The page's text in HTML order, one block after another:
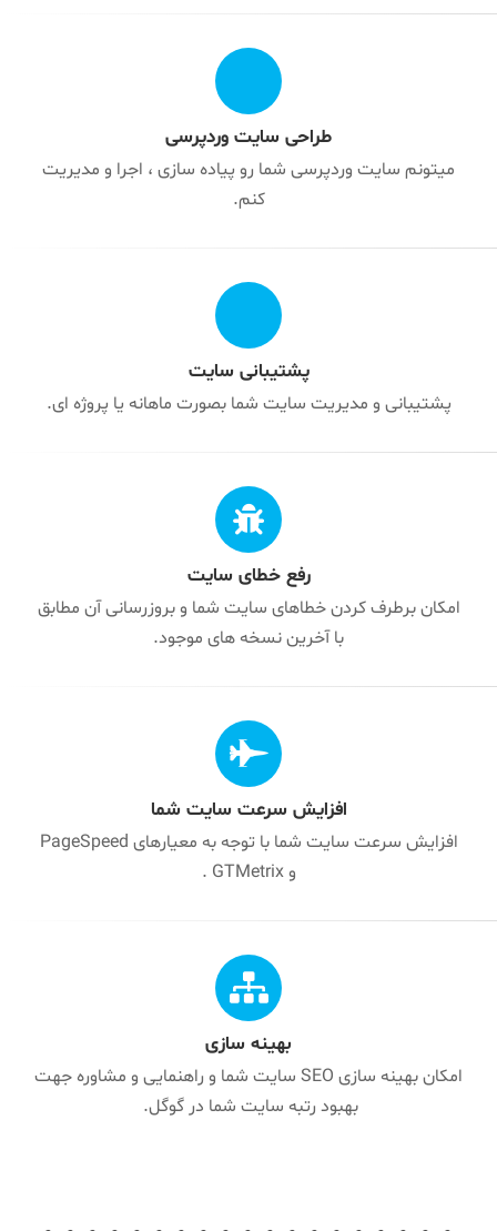
طراحی سایت وردپرسی
میتونم سایت وردپرسی شما رو پیاده سازی ، اجرا و مدیریت
کنم.
پشتیبانی سایت
پشتیبانی و مدیریت سایت شما بصورت ماهانه یا پروژه ای.
رفع خطای سایت
امکان برطرف کردن خطاهای سایت شما و بروزرسانی آن مطابق
با آخرین نسخه های موجود.
افزایش سرعت سایت شما
افزایش سرعت سایت شما با توجه به معیارهای PageSpeed
و GTMetrix .
بهینه سازی
امکان بهینه سازی SEO سایت شما و راهنمایی و مشاوره جهت
بهبود رتبه سایت شما در گوگل.